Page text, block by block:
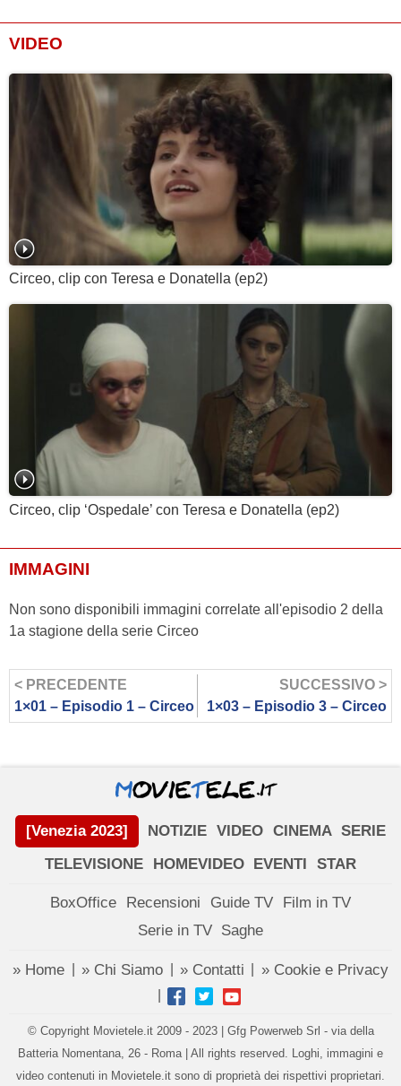
VIDEO
Circeo, clip con Teresa e Donatella (ep2)
Circeo, clip ‘Ospedale’ con Teresa e Donatella (ep2)
IMMAGINI
Non sono disponibili immagini correlate all'episodio 2 della
1a stagione della serie Circeo
< PRECEDENTE
1×01 – Episodio 1 – Circeo
SUCCESSIVO >
1×03 – Episodio 3 – Circeo
[Venezia 2023] NOTIZIE VIDEO CINEMA SERIE
TELEVISIONE
HOMEVIDEO EVENTI STAR
BoxOffice Recensioni Guide TV
Film in TV
Serie in TV Saghe
» Home » Chi Siamo » Contatti » Cookie e Privacy
© Copyright Movietele.it 2009 - 2023 | Gfg Powerweb Srl - via della
Batteria Nomentana, 26 - Roma | All rights reserved. Loghi, immagini e
video contenuti in Movietele.it sono di proprietà dei rispettivi proprietari.